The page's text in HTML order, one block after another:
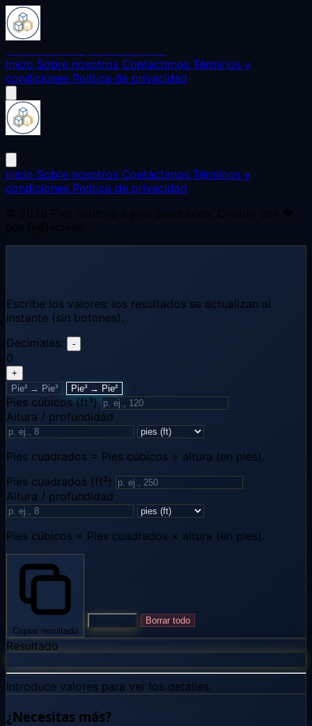
Inicio Sobre nosotros Contáctanos Términos y
condiciones Política de privacidad
Inicio Sobre nosotros Contáctanos Términos y
condiciones Política de privacidad
Escribe los valores: los resultados se actualizan al
instante (sin botones).
Decimales:
-
0
+
Pie² → Pie³
Pie³ → Pie²
Pies cúbicos (ft³)
Altura / profundidad
Pies cuadrados = Pies cúbicos ÷ altura (en pies).
Pies cuadrados (ft²)
Altura / profundidad
Pies cúbicos = Pies cuadrados × altura (en pies).
Copiar resultado
Borrar todo
Resultado
Introduce valores para ver los detalles.
¿Necesitas más?